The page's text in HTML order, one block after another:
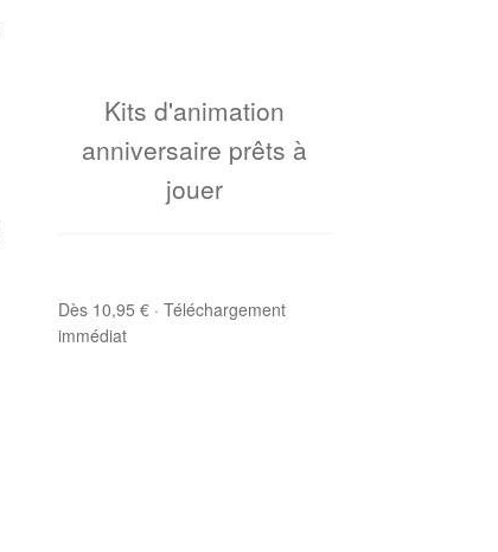
Kits d'animation
anniversaire prêts à
jouer
Dès 10,95 € · Téléchargement
immédiat